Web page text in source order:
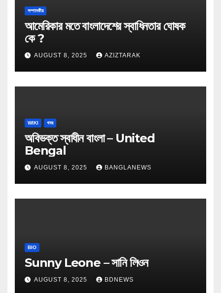
সম্পাদকীয়
আমেরিকার মতে বাংলাদেশের স্বাধিনতার ঘোষক
কে ?
AUGUST 8, 2025 AZIZTARAK
WIKI খবর
অবিভক্ত স্বাধীন বাংলা – United
Bengal
AUGUST 8, 2025 BANGLANEWS
BIO
Sunny Leone – সানি লিওন
AUGUST 8, 2025 BDNEWS